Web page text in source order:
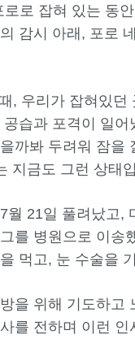
로로 잡혀 있는 동
감시 아래, 포로
, 우리가 잡혀있던
습과 포격이 일어
까봐 두려워 잠을
지금도 그런 상태
월 21일 풀려났고,
를 병원으로 이송
먹고, 눈 수술을
을 위해 기도하고
를 전하며 이런 인